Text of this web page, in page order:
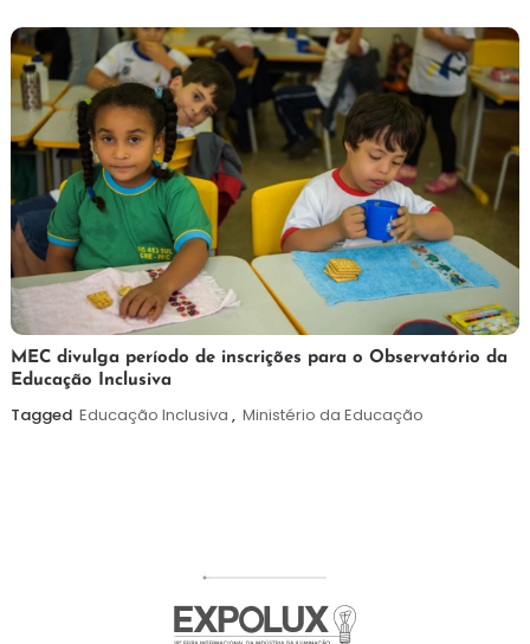
7
de
agosto
Maurilio
MEC divulga período de inscrições para o Observatório da
Educação Inclusiva
Tagged Educação Inclusiva , Ministério da Educação